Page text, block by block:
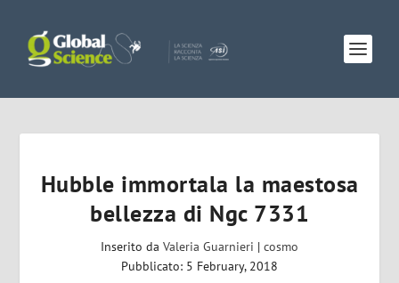
Hubble immortala la maestosa
bellezza di Ngc 7331
Inserito da Valeria Guarnieri | cosmo
Pubblicato: 5 February, 2018